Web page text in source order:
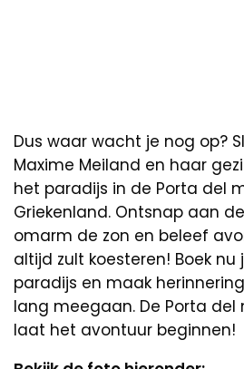
Dus waar wacht je nog op?
Maxime Meiland en haar
het paradijs in de Porta del
Griekenland. Ontsnap aan
omarm de zon en beleef
altijd zult koesteren! Boek nu
paradijs en maak
lang meegaan. De Porta
laat het avontuur beginnen!